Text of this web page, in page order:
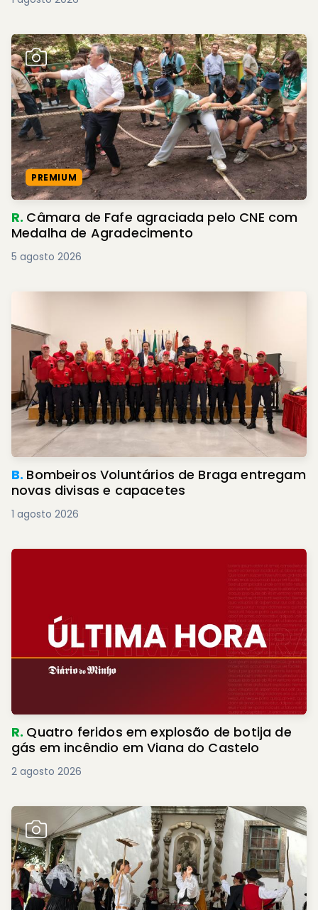
PREMIUM
R. Câmara de Fafe agraciada pelo CNE com
Medalha de Agradecimento
5 agosto 2026
B. Bombeiros Voluntários de Braga entregam
novas divisas e capacetes
1 agosto 2026
R. Quatro feridos em explosão de botija de
gás em incêndio em Viana do Castelo
2 agosto 2026